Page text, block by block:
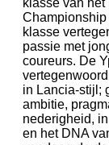
klasse
passie met
coureurs. De
in Lancia-stijl;
ambitie,
nederigheid,
en het DNA